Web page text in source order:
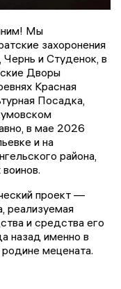
Мы
захоронения
и Студенок, в
Дворы
Красная
Посадка,
в мае 2026
и на
района,
проект —
реализуемая
и средства его
назад именно в
мецената.